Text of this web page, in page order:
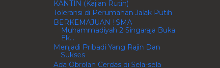
KANTIN (Kajian Rutin)
Toleransi di Perumahan Jalak Putih
BERKEMAJUAN ! SMA
Muhammadiyah 2 Singaraja Buka
Ek...
Menjadi Pribadi Yang Rajin Dan
Sukses
Ada Obrolan Cerdas di Sela-sela